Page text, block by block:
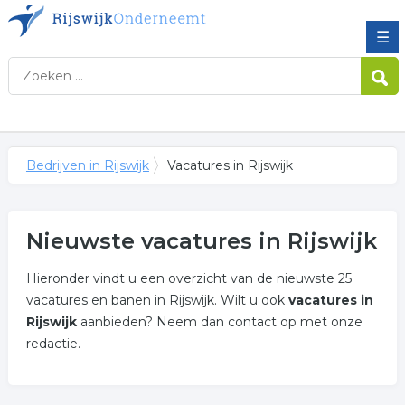
☰
Bedrijven in Rijswijk Vacatures in Rijswijk
Nieuwste vacatures in Rijswijk
Hieronder vindt u een overzicht van de nieuwste 25
vacatures en banen in Rijswijk. Wilt u ook vacatures in
Rijswijkaanbieden? Neem dan contact op met onze
redactie.